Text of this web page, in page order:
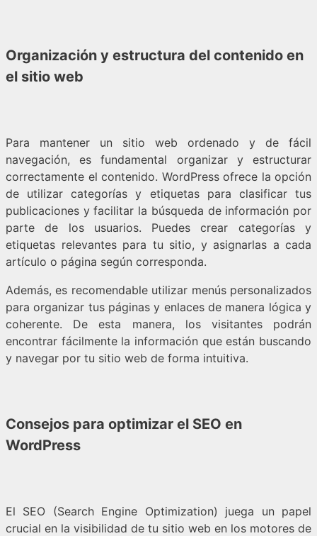
Organización y estructura del contenido en
el sitio web
Para mantener un sitio web ordenado y de fácil
navegación, es fundamental organizar y estructurar
correctamente el contenido. WordPress ofrece la opción
de utilizar categorías y etiquetas para clasificar tus
publicaciones y facilitar la búsqueda de información por
parte de los usuarios. Puedes crear categorías y
etiquetas relevantes para tu sitio, y asignarlas a cada
artículo o página según corresponda.
Además, es recomendable utilizar menús personalizados
para organizar tus páginas y enlaces de manera lógica y
coherente. De esta manera, los visitantes podrán
encontrar fácilmente la información que están buscando
y navegar por tu sitio web de forma intuitiva.
Consejos para optimizar el SEO en
WordPress
El SEO (Search Engine Optimization) juega un papel
crucial en la visibilidad de tu sitio web en los motores de